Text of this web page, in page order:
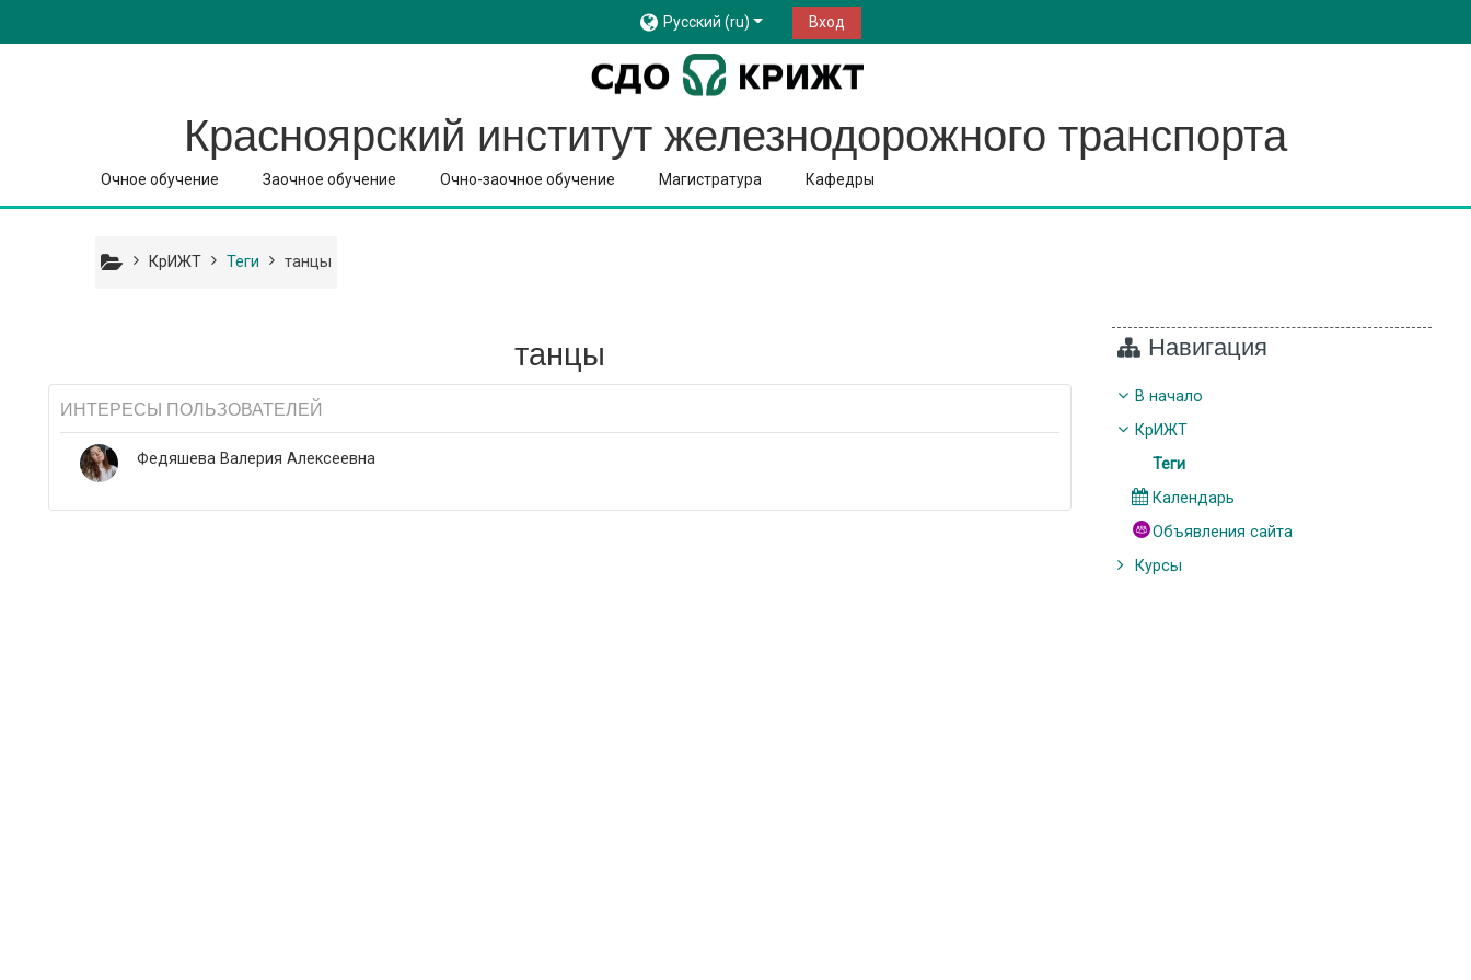
Русский ‎(ru)‎ Вход
Красноярский институт железнодорожного транспорта
Очное обучение Заочное обучение Очно-заочное обучение Магистратура Кафедры
КрИЖТ Теги танцы
танцы
ИНТЕРЕСЫ ПОЛЬЗОВАТЕЛЕЙ
Федяшева Валерия Алексеевна
Навигация
В начало
КрИЖТ
Теги
Календарь
Объявления сайта
Курсы